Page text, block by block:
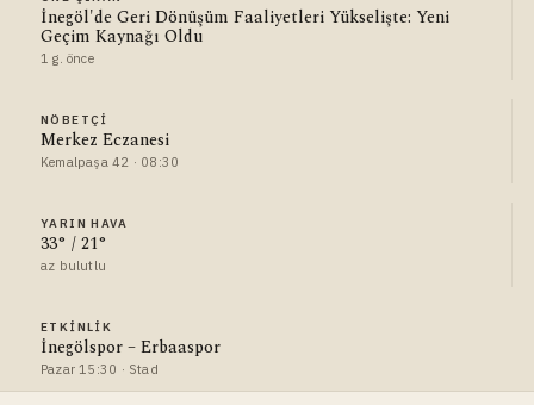
İnegöl'de Geri Dönüşüm Faaliyetleri Yükselişte: Yeni
Geçim Kaynağı Oldu
1 g. önce
NÖBETÇI
Merkez Eczanesi
Kemalpaşa 42 · 08:30
YARIN HAVA
33° / 21°
az bulutlu
ETKINLIK
İnegölspor – Erbaaspor
Pazar 15:30 · Stad